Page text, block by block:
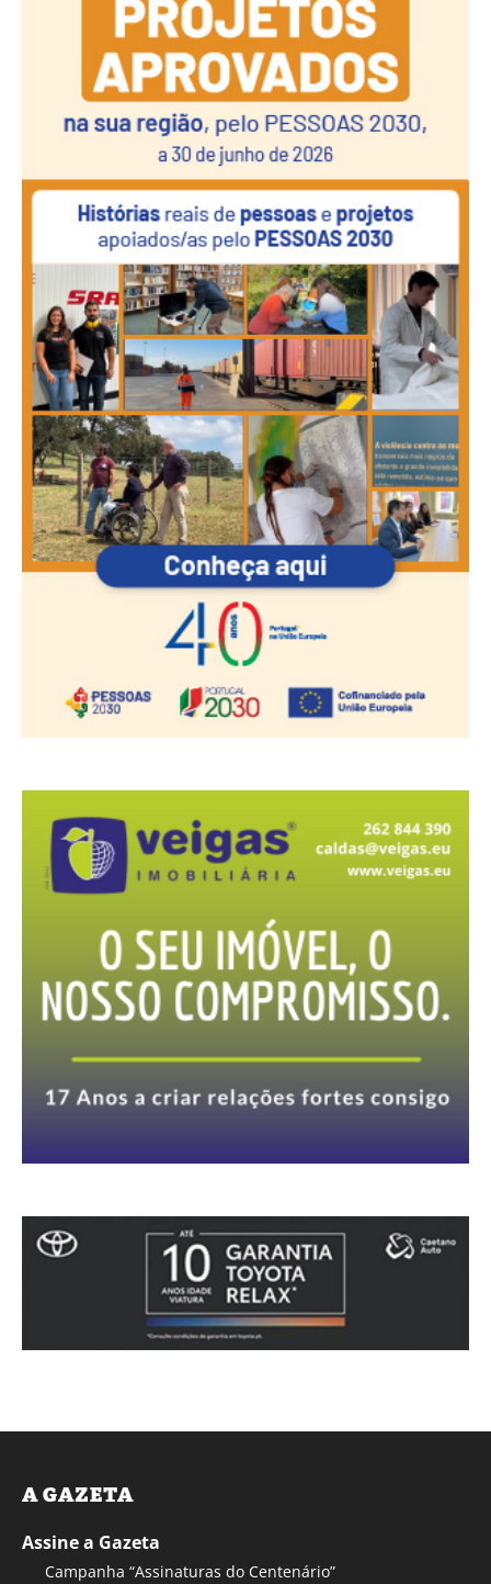
A GAZETA
Assine a Gazeta
Campanha “Assinaturas do Centenário”